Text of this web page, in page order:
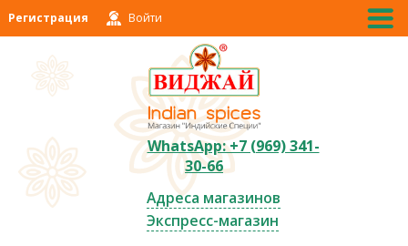
Регистрация Войти
WhatsApp: +7 (969) 341-
30-66
Адреса магазинов
Экспресс-магазин